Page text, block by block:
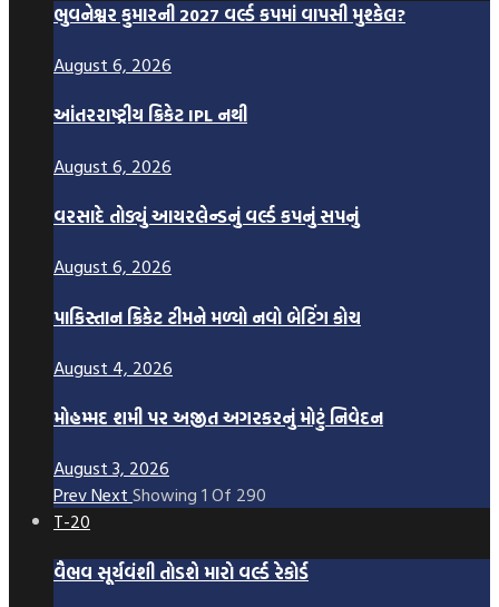
ભુવનેશ્વર કુમારની 2027 વર્લ્ડ કપમાં વાપસી મુશ્કેલ?
August 6, 2026
આંતરરાષ્ટ્રીય ક્રિકેટ IPL નથી
August 6, 2026
વરસાદે તોડ્યું આયરલેન્ડનું વર્લ્ડ કપનું સપનું
August 6, 2026
પાકિસ્તાન ક્રિકેટ ટીમને મળ્યો નવો બેટિંગ કોચ
August 4, 2026
મોહમ્મદ શમી પર અજીત અગરકરનું મોટું નિવેદન
August 3, 2026
PrevNext Showing 1 Of 290
T-20
વૈભવ સૂર્યવંશી તોડશે મારો વર્લ્ડ રેકોર્ડ